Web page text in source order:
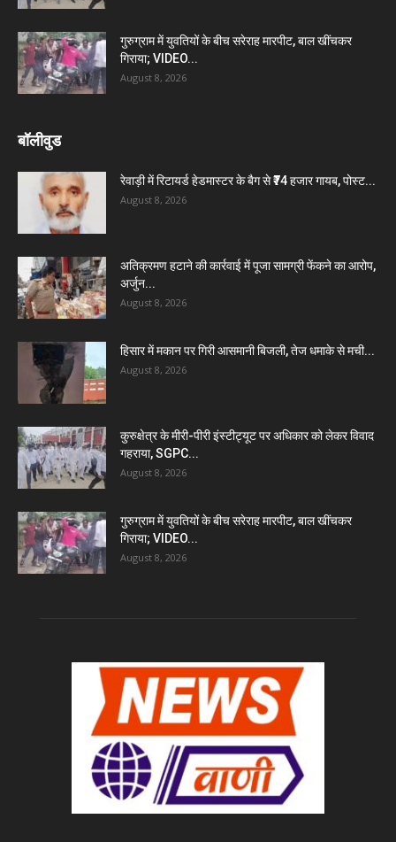
गुरुग्राम में युवतियों के बीच सरेराह मारपीट, बाल खींचकर
गिराया; VIDEO...
August 8, 2026
बॉलीवुड
रेवाड़ी में रिटायर्ड हेडमास्टर के बैग से ₹74 हजार गायब, पोस्ट...
August 8, 2026
अतिक्रमण हटाने की कार्रवाई में पूजा सामग्री फेंकने का आरोप,
अर्जुन...
August 8, 2026
हिसार में मकान पर गिरी आसमानी बिजली, तेज धमाके से मची...
August 8, 2026
कुरुक्षेत्र के मीरी-पीरी इंस्टीट्यूट पर अधिकार को लेकर विवाद
गहराया, SGPC...
August 8, 2026
गुरुग्राम में युवतियों के बीच सरेराह मारपीट, बाल खींचकर
गिराया; VIDEO...
August 8, 2026